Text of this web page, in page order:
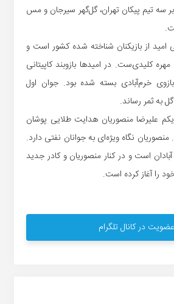
سه تیم پیکان تهران، گل‌گهر سیرجان و مس
امید از بازیکنان شناخته شده کشور است و
کلیدی‌ست. در امیدها بازوبند کاپیتانی
بازوی خرم‌آبادی بسته شده بود. جوان اول
علیرضا منصوریان هدایت طلایی پوشان
منصوریان نگاه ویژه‌ای به جوانان نفتی دارد.
است و در کنار منصوریان و کادر جدید
را آغاز کرده است.
عضویت در کانال تلگرام